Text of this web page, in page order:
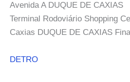
Avenida A DUQUE DE CAXIAS
Terminal Rodoviário Shopping
Caxias DUQUE DE CAXIAS
DETRO